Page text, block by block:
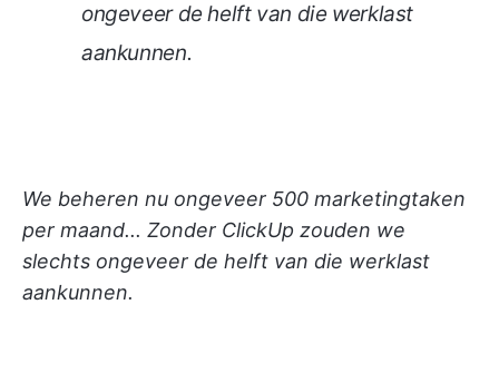
ongeveer de helft van die werklast
aankunnen.
We beheren nu ongeveer 500 marketingtaken
per maand... Zonder ClickUp zouden we
slechts ongeveer de helft van die werklast
aankunnen.